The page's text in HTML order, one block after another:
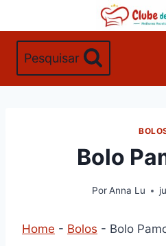
Conteúdo
Pesquisar
Bolo
PorAnna Lu
Home - Bolos - Bolo